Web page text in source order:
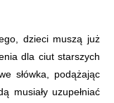
dzieci muszą już
dla ciut starszych
słówka, podążając
musiały uzupełniać